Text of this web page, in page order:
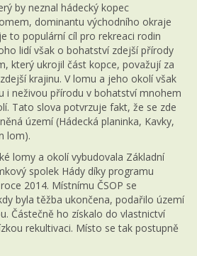
by neznal hádecký kopec
dominantu východního okraje
to populární cíl pro rekreaci rodin
lidí však o bohatství zdejší přírody
který ukrojil část kopce, považují za
krajinu. V lomu a jeho okolí však
i neživou přírodu v bohatství mnohem
Tato slova potvrzuje fakt, že se zde
území (Hádecká planinka, Kavky,
lom).
lomy a okolí vybudovala Základní
spolek Hády díky programu
2014. Místnímu ČSOP se
byla těžba ukončena, podařilo území
Částečně ho získalo do vlastnictví
rekultivaci. Místo se tak postupně